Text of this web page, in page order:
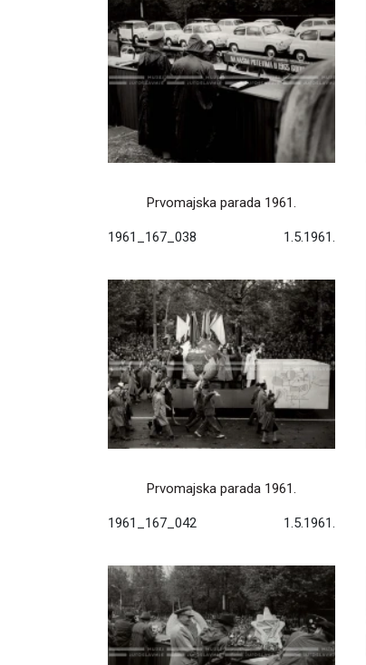
Prvomajska parada 1961.
1961_167_038 1.5.1961.
Prvomajska parada 1961.
1961_167_042 1.5.1961.